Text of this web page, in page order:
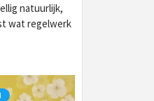
natuurlijk,
wat regelwerk